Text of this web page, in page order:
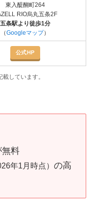
東入醍醐町264
RIO烏丸五条2F
五条駅より徒歩1分
（Googleマップ）
公式HP
しています。
無料
年1月時点）の高